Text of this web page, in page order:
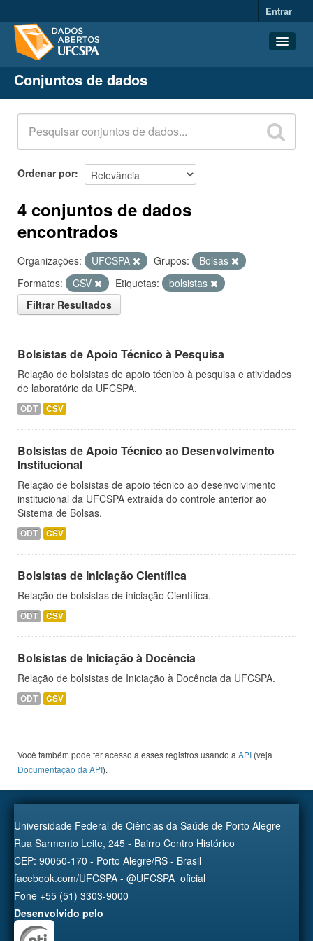
Entrar
Conjuntos de dados
Organizações
Grupos
Sobre
Conjuntos de dados
Ordenar por
4 conjuntos de dados
encontrados
Organizações: UFCSPA Grupos:
Bolsas
Formatos:
CSV Etiquetas:
bolsistas
Filtrar Resultados
Bolsistas de Apoio Técnico à Pesquisa
Relação de bolsistas de apoio técnico à pesquisa e atividades
de laboratório da UFCSPA.
ODT CSV
Bolsistas de Apoio Técnico ao Desenvolvimento
Institucional
Relação de bolsistas de apoio técnico ao desenvolvimento
institucional da UFCSPA extraída do controle anterior ao
Sistema de Bolsas.
ODT CSV
Bolsistas de Iniciação Científica
Relação de bolsistas de iniciação Científica.
ODT CSV
Bolsistas de Iniciação à Docência
Relação de bolsistas de Iniciação à Docência da UFCSPA.
ODT CSV
Você também pode ter acesso a esses registros usando a API (veja
Documentação da API).
Universidade Federal de Ciências da Saúde de Porto Alegre
Rua Sarmento Leite, 245 - Bairro Centro Histórico
CEP: 90050-170 - Porto Alegre/RS - Brasil
facebook.com/UFCSPA - @UFCSPA_oficial
Fone +55 (51) 3303-9000
Desenvolvido pelo